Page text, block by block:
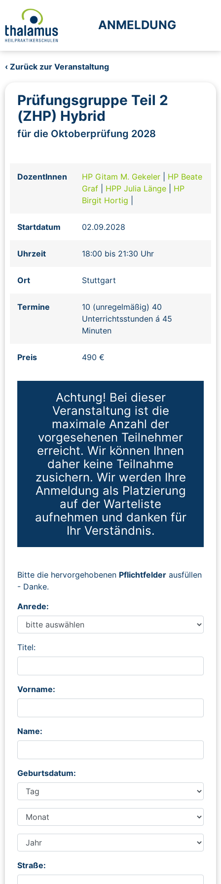
ANMELDUNG
‹ Zurück zur Veranstaltung
Prüfungsgruppe Teil 2
(ZHP) Hybrid
für die Oktoberprüfung 2028
DozentInnen HP Gitam M. Gekeler
HP Beate
Graf
HPP Julia Länge
HP
Birgit Hortig
Startdatum 02.09.2028
Uhrzeit 18:00 bis 21:30 Uhr
Ort Stuttgart
Termine
10 (unregelmäßig) 40
Unterrichtsstunden á 45
Minuten
Preis 490 €
Achtung! Bei dieser
Veranstaltung ist die
maximale Anzahl der
vorgesehenen Teilnehmer
erreicht. Wir können Ihnen
daher keine Teilnahme
zusichern. Wir werden Ihre
Anmeldung als Platzierung
auf der Warteliste
aufnehmen und danken für
Ihr Verständnis.
Bitte die hervorgehobenen Pflichtfelder ausfüllen
- Danke.
Anrede:
Titel:
Vorname:
Name:
Geburtsdatum:
Straße: